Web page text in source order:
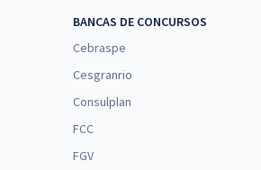
BANCAS DE CONCURSOS
Cebraspe
Cesgranrio
Consulplan
FCC
FGV